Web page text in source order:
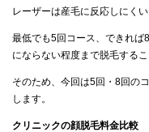
レーザーは産毛に反応しにく
最低でも5回コース、できれば
にならない程度まで脱毛するこ
そのため、今回は5回・8回の
します。
クリニックの顔脱毛料金比較